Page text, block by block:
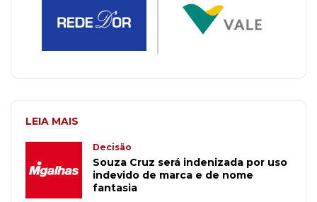
LEIA MAIS
Decisão
Souza Cruz será indenizada por uso
indevido de marca e de nome
fantasia